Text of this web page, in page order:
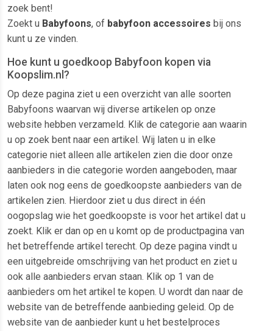
zoek bent!
Zoekt u Babyfoons, of babyfoon accessoires bij ons
kunt u ze vinden.
Hoe kunt u goedkoop Babyfoon kopen via
Koopslim.nl?
Op deze pagina ziet u een overzicht van alle soorten
Babyfoons waarvan wij diverse artikelen op onze
website hebben verzameld. Klik de categorie aan waarin
u op zoek bent naar een artikel. Wij laten u in elke
categorie niet alleen alle artikelen zien die door onze
aanbieders in die categorie worden aangeboden, maar
laten ook nog eens de goedkoopste aanbieders van de
artikelen zien. Hierdoor ziet u dus direct in één
oogopslag wie het goedkoopste is voor het artikel dat u
zoekt. Klik er dan op en u komt op de productpagina van
het betreffende artikel terecht. Op deze pagina vindt u
een uitgebreide omschrijving van het product en ziet u
ook alle aanbieders ervan staan. Klik op 1 van de
aanbieders om het artikel te kopen. U wordt dan naar de
website van de betreffende aanbieding geleid. Op de
website van de aanbieder kunt u het bestelproces